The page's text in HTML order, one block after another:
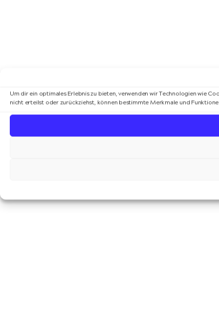
Um dir ein optimales Erlebnis zu bieten, verwenden wir Technologien wie
nicht erteilst oder zurückziehst, können bestimmte Merkmale und